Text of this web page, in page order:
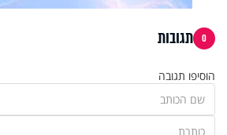
0 תגובות
הוסיפו תגובה